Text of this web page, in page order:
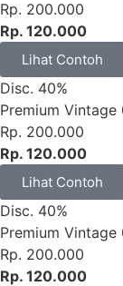
Rp. 200.000
Rp. 120.000
Lihat Contoh
Disc. 40%
Premium Vintage
Rp. 200.000
Rp. 120.000
Lihat Contoh
Disc. 40%
Premium Vintage
Rp. 200.000
Rp. 120.000